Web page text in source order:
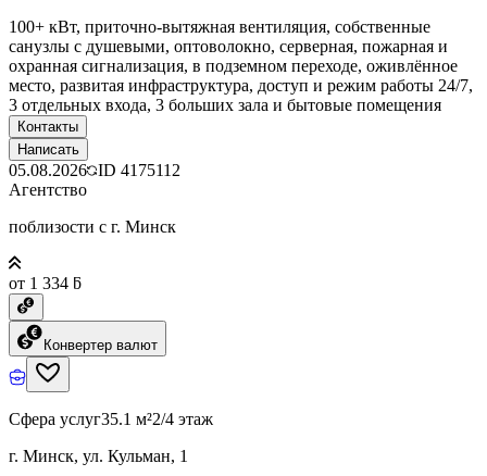
100+ кВт, приточно-вытяжная вентиляция, собственные
санузлы с душевыми, оптоволокно, серверная, пожарная и
охранная сигнализация, в подземном переходе, оживлённое
место, развитая инфраструктура, доступ и режим работы 24/7,
3 отдельных входа, 3 больших зала и бытовые помещения
Контакты
Написать
05.08.2026 ID 4175112
Агентство
поблизости с г. Минск
от 1 334 ƃ
Конвертер валют
Сфера услуг35.1 м²2/4 этаж
г. Минск, ул. Кульман, 1